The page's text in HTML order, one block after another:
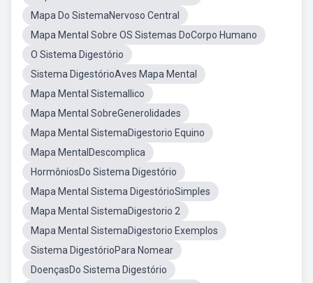
Mapa Do SistemaNervoso Central
Mapa Mental Sobre OS Sistemas DoCorpo Humano
O Sistema Digestório
Sistema DigestórioAves Mapa Mental
Mapa Mental SistemaIlico
Mapa Mental SobreGenerolidades
Mapa Mental SistemaDigestorio Equino
Mapa MentalDescomplica
HormôniosDo Sistema Digestório
Mapa Mental Sistema DigestórioSimples
Mapa Mental SistemaDigestorio 2
Mapa Mental SistemaDigestorio Exemplos
Sistema DigestórioPara Nomear
DoençasDo Sistema Digestório